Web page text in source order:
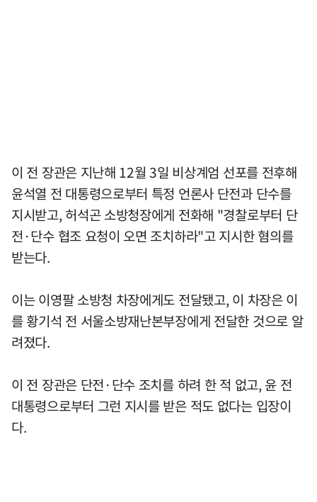
이 전 장관은 지난해 12월 3일 비상계엄 선포를 전후해
윤석열 전 대통령으로부터 특정 언론사 단전과 단수를
지시받고, 허석곤 소방청장에게 전화해 "경찰로부터 단
전·단수 협조 요청이 오면 조치하라"고 지시한 혐의를
받는다.
이는 이영팔 소방청 차장에게도 전달됐고, 이 차장은 이
를 황기석 전 서울소방재난본부장에게 전달한 것으로 알
려졌다.
이 전 장관은 단전·단수 조치를 하려 한 적 없고, 윤 전
대통령으로부터 그런 지시를 받은 적도 없다는 입장이
다.